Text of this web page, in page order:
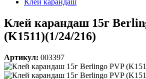
Клей карандаш
Клей карандаш 15г
(K1511)(1/24/216)
Артикул: 003397